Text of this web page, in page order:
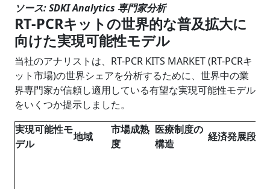
ソース: SDKI Analytics 専門家分析
RT-PCRキットの世界的な普及拡大に
向けた実現可能性モデル
当社のアナリストは、RT-PCR KITS MARKET (RT-PCRキ
ット市場)の世界シェアを分析するために、世界中の業
界専門家が信頼し適用している有望な実現可能性モデル
をいくつか提示しました。
実現可能性モ
デル
地域
市場成熟
度
医療制度の
構造
経済発展段階